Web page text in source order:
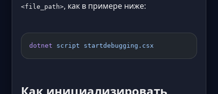
<file_path>, как в примере ниже:
dotnet script startdebugging.csx